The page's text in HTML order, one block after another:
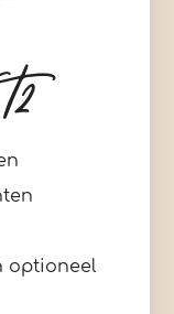
optioneel